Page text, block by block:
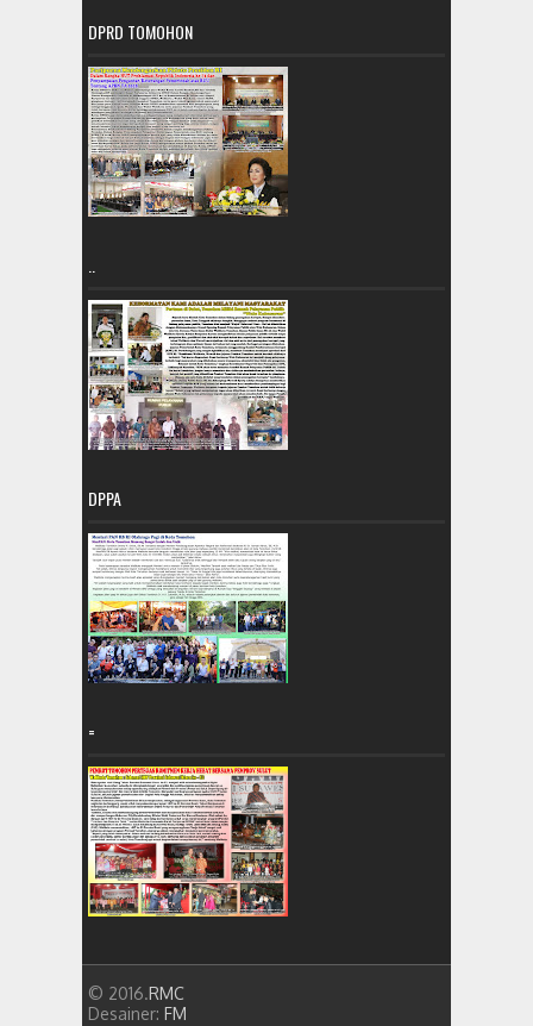
DPRD TOMOHON
..
DPPA
=
© 2016.RMC
Desainer: FM